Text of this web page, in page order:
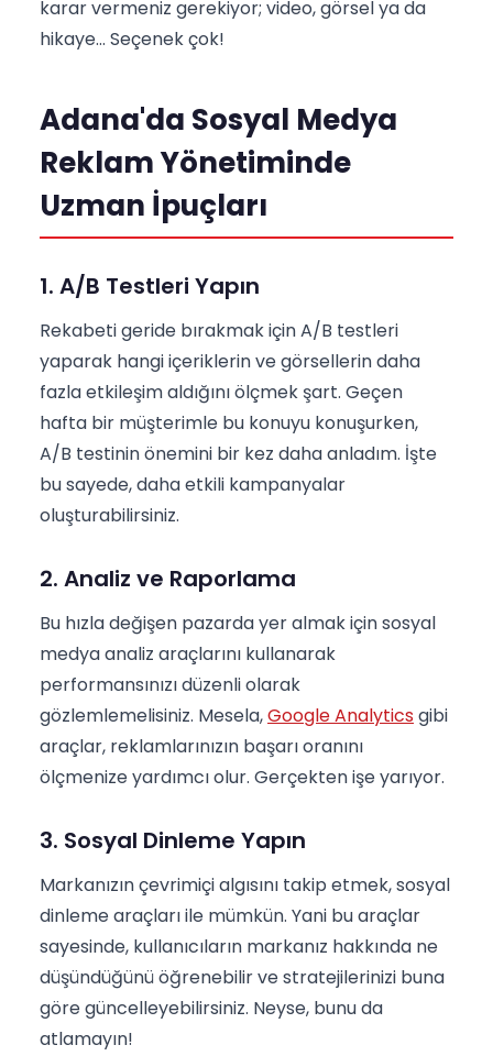
karar vermeniz gerekiyor; video, görsel ya da
hikaye... Seçenek çok!
Adana'da Sosyal Medya
Reklam Yönetiminde
Uzman İpuçları
1. A/B Testleri Yapın
Rekabeti geride bırakmak için A/B testleri
yaparak hangi içeriklerin ve görsellerin daha
fazla etkileşim aldığını ölçmek şart. Geçen
hafta bir müşterimle bu konuyu konuşurken,
A/B testinin önemini bir kez daha anladım. İşte
bu sayede, daha etkili kampanyalar
oluşturabilirsiniz.
2. Analiz ve Raporlama
Bu hızla değişen pazarda yer almak için sosyal
medya analiz araçlarını kullanarak
performansınızı düzenli olarak
gözlemlemelisiniz. Mesela,Google Analyticsgibi
araçlar, reklamlarınızın başarı oranını
ölçmenize yardımcı olur. Gerçekten işe yarıyor.
3. Sosyal Dinleme Yapın
Markanızın çevrimiçi algısını takip etmek, sosyal
dinleme araçları ile mümkün. Yani bu araçlar
sayesinde, kullanıcıların markanız hakkında ne
düşündüğünü öğrenebilir ve stratejilerinizi buna
göre güncelleyebilirsiniz. Neyse, bunu da
atlamayın!